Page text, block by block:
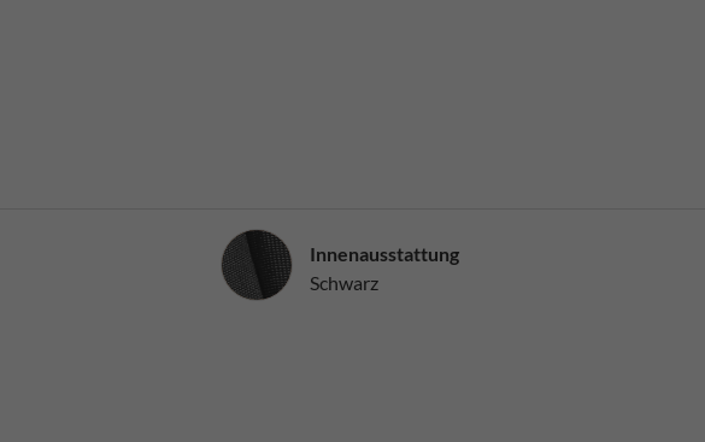
InnenausstattungInnenausstattung
Schwarz